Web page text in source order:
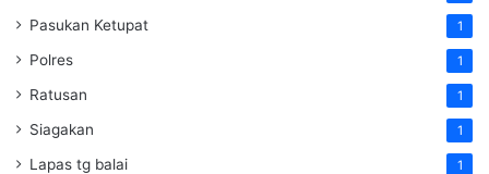
Pasukan Ketupat 1
Polres 1
Ratusan 1
Siagakan 1
Lapas tg balai 1